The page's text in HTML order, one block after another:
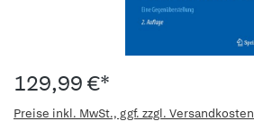
129,99 €*
Preise inkl. MwSt., ggf. zzgl. Versandkosten